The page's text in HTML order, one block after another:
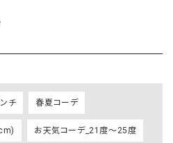
チ 春夏コーデ
お天気コーデ_21度～25度